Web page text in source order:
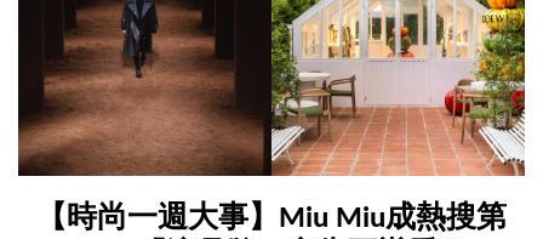
【時尚一週大事】Miu Miu成熱搜第